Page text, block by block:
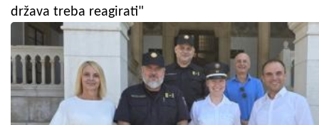
država treba reagirati"